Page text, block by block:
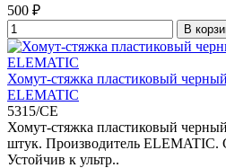
500 ₽
В
Хомут-стяжка пластиковый
ELEMATIC
5315/CE
Хомут-стяжка пластиковый
штук. Производитель ELEMATIC.
Устойчив к ультр..